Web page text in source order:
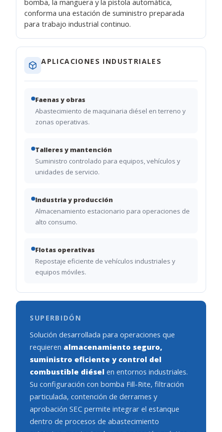
conforma una estación de suministro preparada
para trabajo industrial continuo.
APLICACIONES INDUSTRIALES
Faenas y obras
Abastecimiento de maquinaria diésel en terreno y
zonas operativas.
Talleres y mantención
Suministro controlado para equipos, vehículos y
unidades de servicio.
Industria y producción
Almacenamiento estacionario para operaciones de
alto consumo.
Flotas operativas
Repostaje eficiente de vehículos industriales y
equipos móviles.
SUPERBIDÓN
Solución desarrollada para operaciones que
requieren almacenamiento seguro,
suministro eficiente y control del
combustible diésel en entornos industriales.
Su configuración con bomba Fill-Rite, filtración
particulada, contención de derrames y
aprobación SEC permite integrar el estanque
dentro de procesos de abastecimiento